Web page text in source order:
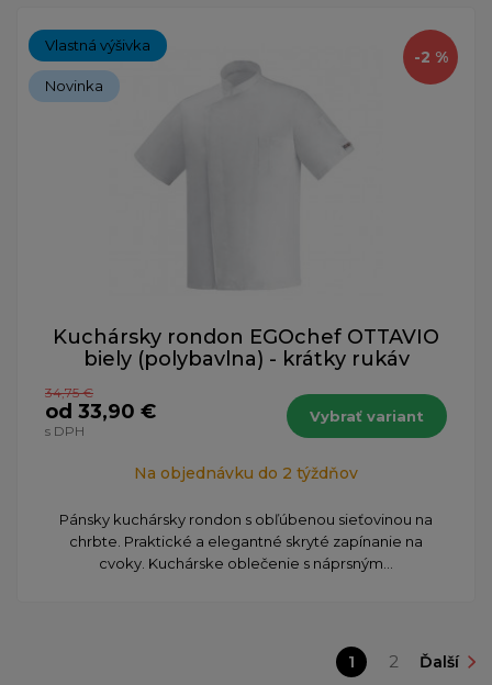
-2 %
Vlastná výšivka
Novinka
Kuchársky rondon EGOchef OTTAVIO
biely (polybavlna) - krátky rukáv
34,75 €
od 33,90 €
s DPH
Vybrať variant
Na objednávku do 2 týždňov
Pánsky kuchársky rondon s obľúbenou sieťovinou na
chrbte. Praktické a elegantné skryté zapínanie na
cvoky. Kuchárske oblečenie s náprsným...
1 2 Ďalší